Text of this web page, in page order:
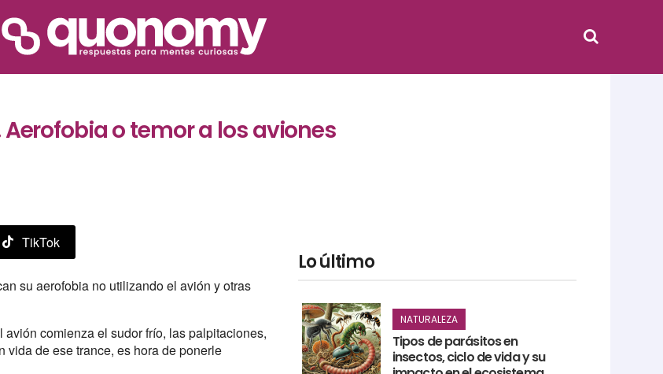
o temor a los aviones
TikTok
su aerofobia no utilizando el avión y otras
comienza el sudor frío, las palpitaciones,
vida de ese trance, es hora de ponerle
Lo último
NATURALEZA
Tipos de parásitos en
insectos, ciclo de vida y su